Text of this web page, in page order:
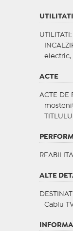
UTILITATI
electric,
ACTE
ACTE DE
ALTE
DESTINATII
Cablu